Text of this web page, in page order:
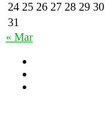
24 25 26 27 28 29 30
31
« Mar